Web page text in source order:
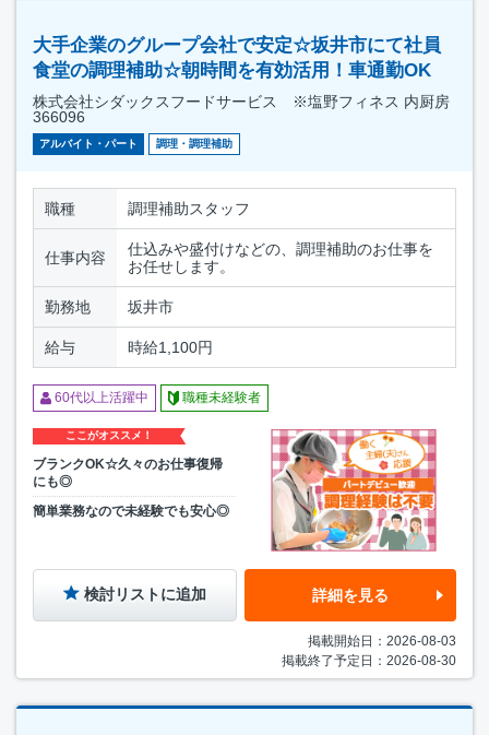
大手企業のグループ会社で安定☆坂井市にて社員
食堂の調理補助☆朝時間を有効活用！車通勤OK
株式会社シダックスフードサービス ※塩野フィネス 内厨房
366096
アルバイト・パート 調理・調理補助
職種 調理補助スタッフ
仕事内容
仕込みや盛付けなどの、調理補助のお仕事を
お任せします。
勤務地 坂井市
給与 時給1,100円
60代以上活躍中 職種未経験者
ここがオススメ！
ブランクOK☆久々のお仕事復帰
にも◎
簡単業務なので未経験でも安心◎
検討リストに追加 詳細を見る
掲載開始日：2026-08-03
掲載終了予定日：2026-08-30